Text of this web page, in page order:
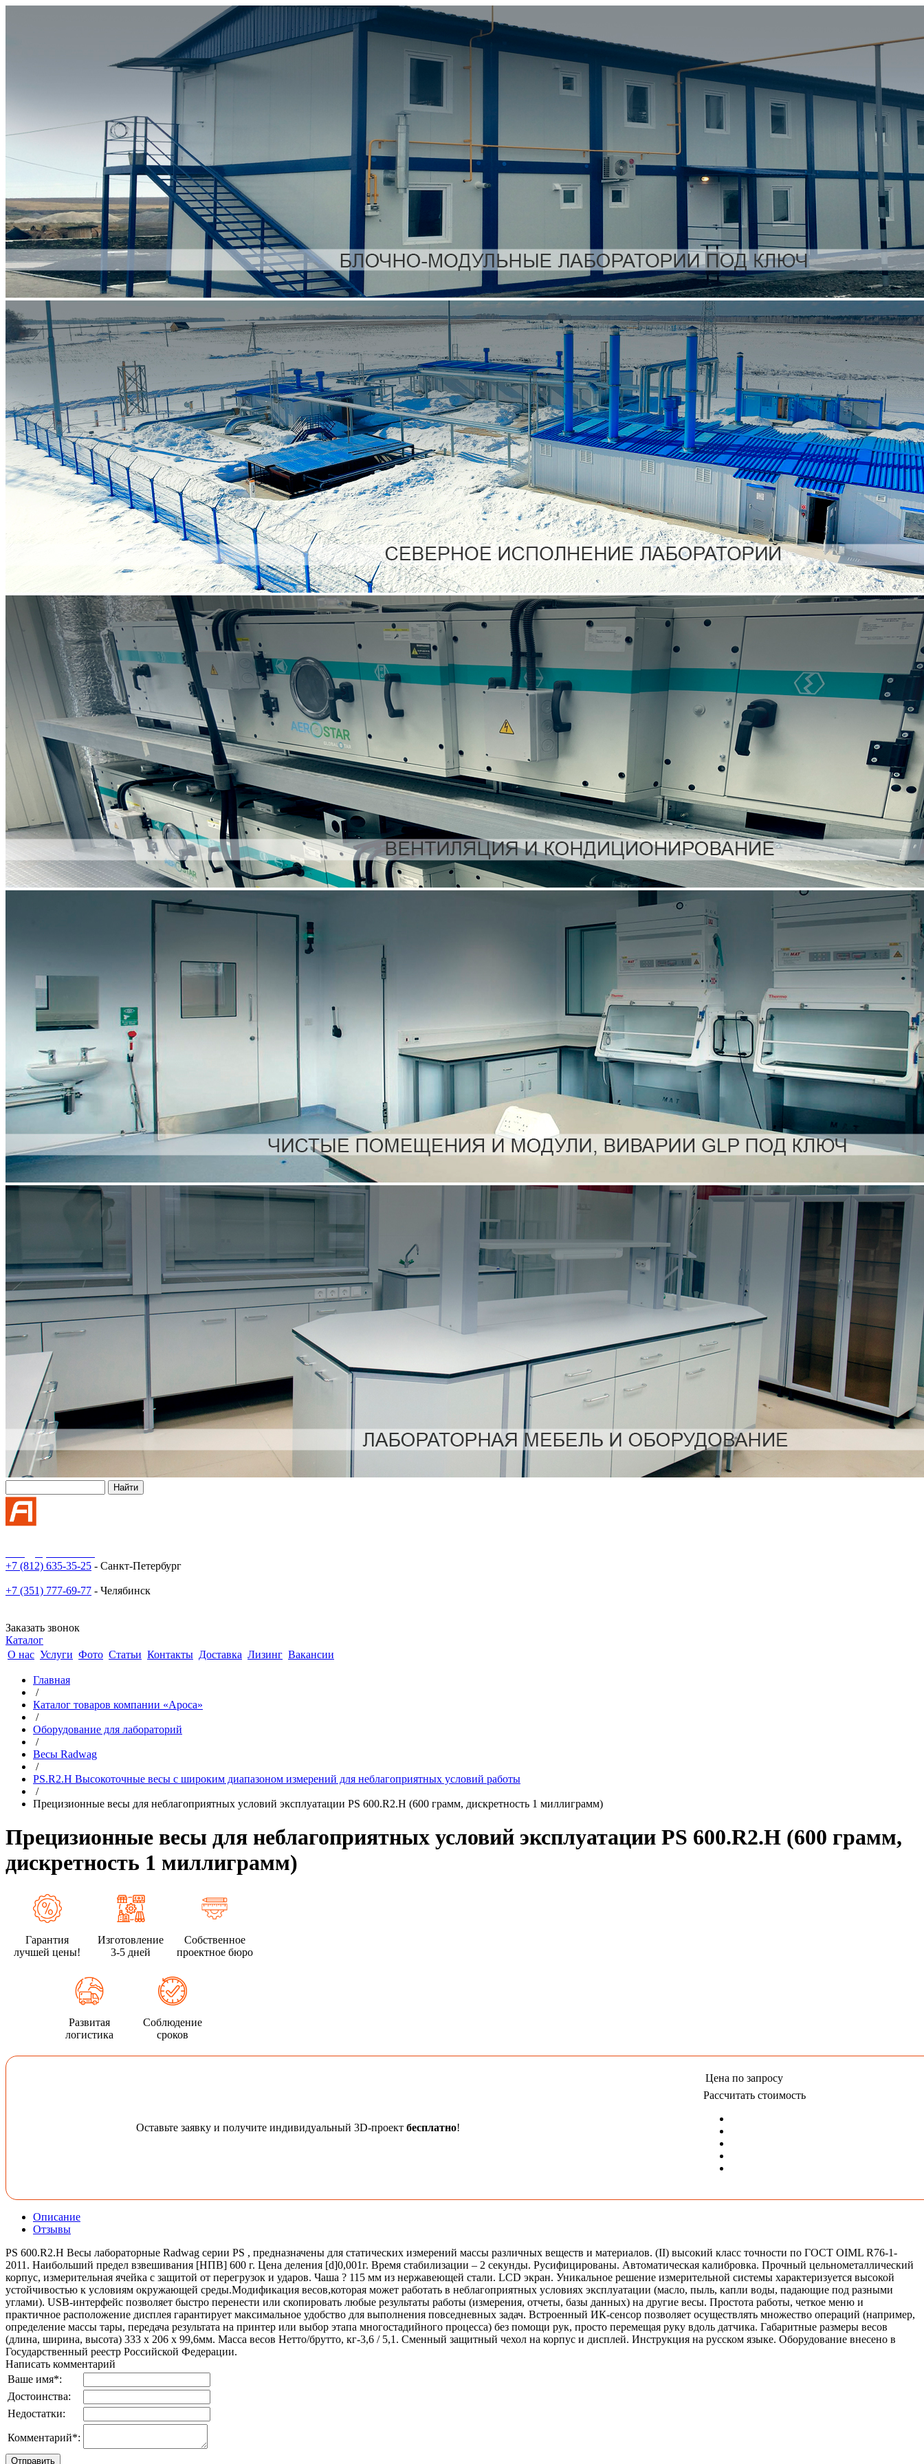
+7 (812) 635-35-25 - Санкт-Петербург
+7 (351) 777-69-77 - Челябинск
Заказать звонок
Каталог
О нас Услуги Фото Статьи Контакты Доставка Лизинг Вакансии
Главная
/
Каталог товаров компании «Ароса»
/
Оборудование для лабораторий
/
Весы Radwag
/
PS.R2.H Высокоточные весы с широким диапазоном измерений для неблагоприятных условий работы
/
Прецизионные весы для неблагоприятных условий эксплуатации PS 600.R2.H (600 грамм, дискретность 1 миллиграмм)
Прецизионные весы для неблагоприятных условий эксплуатации PS 600.R2.H (600 грамм,
дискретность 1 миллиграмм)
Гарантия
лучшей цены!
Изготовление
3-5 дней
Собственное
проектное бюро
Развитая
логистика
Соблюдение
сроков
Оставьте заявку и получите индивидуальный 3D-проект бесплатно!
Цена по запросу
Рассчитать стоимость
Описание
Отзывы
PS 600.R2.H Весы лабораторные Radwag серии PS , предназначены для статических измерений массы различных веществ и материалов. (II) высокий класс точности по ГОСТ OIML R76-1-
2011. Наибольший предел взвешивания [НПВ] 600 г. Цена деления [d]0,001г. Время стабилизации – 2 секунды. Русифицированы. Автоматическая калибровка. Прочный цельнометаллический
корпус, измерительная ячейка c защитой от перегрузок и ударов. Чаша ? 115 мм из нержавеющей стали. LCD экран. Уникальное решение измерительной системы характеризуется высокой
устойчивостью к условиям окружающей среды.Модификация весов,которая может работать в неблагоприятных условиях эксплуатации (масло, пыль, капли воды, падающие под разными
углами). USB-интерфейс позволяет быстро перенести или скопировать любые результаты работы (измерения, отчеты, базы данных) на другие весы. Простота работы, четкое меню и
практичное расположение дисплея гарантирует максимальное удобство для выполнения повседневных задач. Встроенный ИК-сенсор позволяет осуществлять множество операций (например,
определение массы тары, передача результата на принтер или выбор этапа многостадийного процесса) без помощи рук, просто перемещая руку вдоль датчика. Габаритные размеры весов
(длина, ширина, высота) 333 x 206 x 99,6мм. Масса весов Нетто/брутто, кг-3,6 / 5,1. Сменный защитный чехол на корпус и дисплей. Инструкция на русском языке. Оборудование внесено в
Государственный реестр Российской Федерации.
Написать комментарий
Ваше имя*:
Достоинства:
Недостатки:
Комментарий*: